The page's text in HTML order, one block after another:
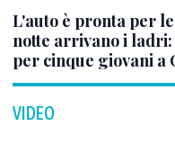
L'auto è pronta per
notte arrivano i
per cinque giovani a
VIDEO